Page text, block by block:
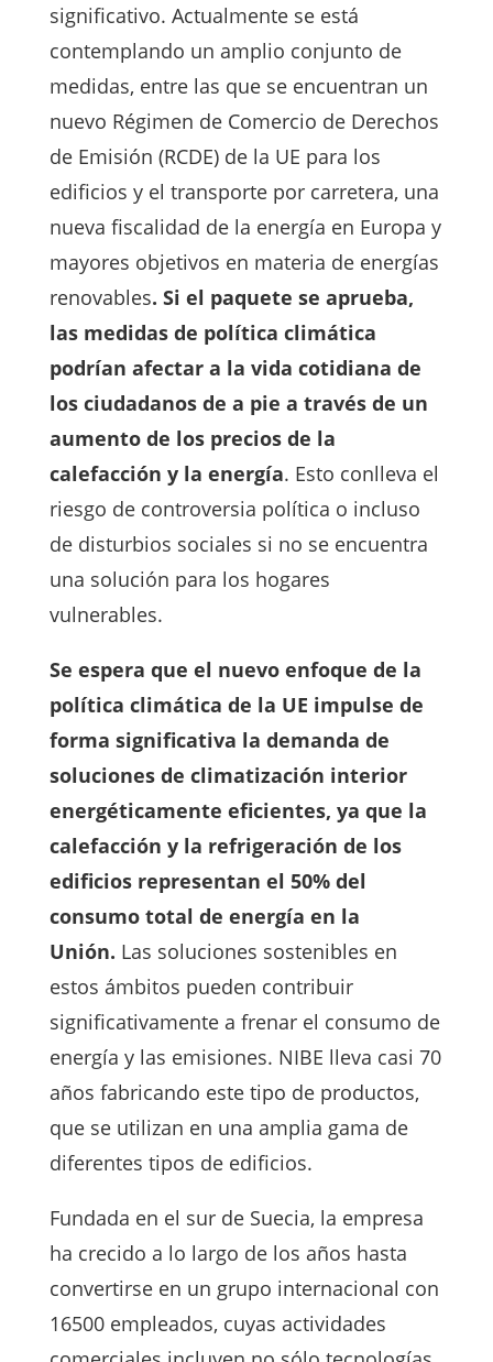
significativo. Actualmente se está
contemplando un amplio conjunto de
medidas, entre las que se encuentran un
nuevo Régimen de Comercio de Derechos
de Emisión (RCDE) de la UE para los
edificios y el transporte por carretera, una
nueva fiscalidad de la energía en Europa y
mayores objetivos en materia de energías
renovables. Si el paquete se aprueba,
las medidas de política climática
podrían afectar a la vida cotidiana de
los ciudadanos de a pie a través de un
aumento de los precios de la
calefacción y la energía. Esto conlleva el
riesgo de controversia política o incluso
de disturbios sociales si no se encuentra
una solución para los hogares
vulnerables.
Se espera que el nuevo enfoque de la
política climática de la UE impulse de
forma significativa la demanda de
soluciones de climatización interior
energéticamente eficientes, ya que la
calefacción y la refrigeración de los
edificios representan el 50% del
consumo total de energía en la
Unión. Las soluciones sostenibles en
estos ámbitos pueden contribuir
significativamente a frenar el consumo de
energía y las emisiones. NIBE lleva casi 70
años fabricando este tipo de productos,
que se utilizan en una amplia gama de
diferentes tipos de edificios.
Fundada en el sur de Suecia, la empresa
ha crecido a lo largo de los años hasta
convertirse en un grupo internacional con
16500 empleados, cuyas actividades